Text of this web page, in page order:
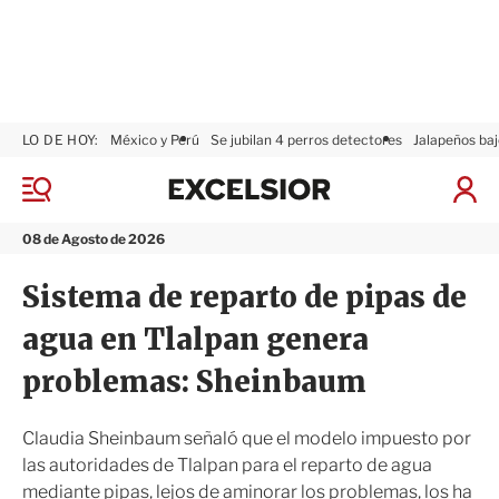
M
n
08 de Agosto de 2026
LO DE HOY: México y Perú Se jubilan 4 perros detectores Jalapeños
I
a
ó
x
i
r
Sistema de reparto de pipas de
agua en Tlalpan genera
problemas: Sheinbaum
Claudia Sheinbaum señaló que el modelo impuesto por
las autoridades de Tlalpan para el reparto de agua
mediante pipas, lejos de aminorar los problemas, los ha